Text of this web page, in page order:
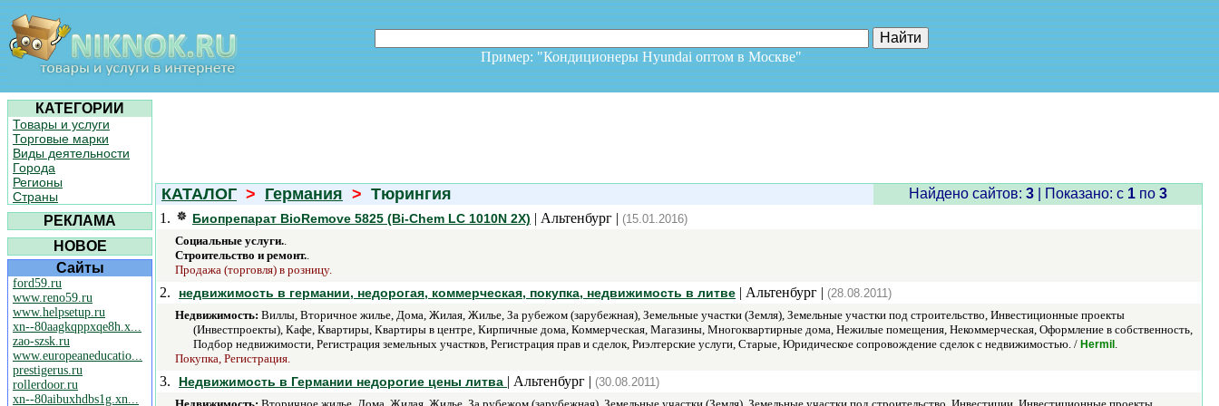
Пример: "Кондиционеры Hyundai оптом в Москве"
КАТЕГОРИИ
Товары и услуги
Торговые марки
Виды деятельности
Города
Регионы
Страны
РЕКЛАМА
НОВОЕ
Сайты
ford59.ru
www.reno59.ru
www.helpsetup.ru
xn--80aagkqppxqe8h.x...
zao-szsk.ru
www.europeaneducatio...
prestigerus.ru
rollerdoor.ru
xn--80aibuxhdbs1g.xn...
КАТАЛОГ > Германия > Тюрингия Найдено сайтов: 3| Показано: c 1по 3
1.
Биопрепарат BioRemove 5825 (Bi-Chem LC 1010N 2X) | Альтенбург | (15.01.2016)
Социальные услуги..
Строительство и ремонт..
Продажа (торговля) в розницу.
2. недвижимость в германии, недорогая, коммерческая, покупка, недвижимость в литве | Альтенбург | (28.08.2011)
Недвижимость: Виллы, Вторичное жилье, Дома, Жилая, Жилье, За рубежом (зарубежная), Земельные участки (Земля), Земельные участки под строительство, Инвестиционные проекты
(Инвестпроекты), Кафе, Квартиры, Квартиры в центре, Кирпичные дома, Коммерческая, Магазины, Многоквартирные дома, Нежилые помещения, Некоммерческая, Оформление в собственность,
Подбор недвижимости, Регистрация земельных участков, Регистрация прав и сделок, Риэлтерские услуги, Старые, Юридическое сопровождение сделок с недвижимостью. / Hermil .
Покупка, Регистрация.
3. Недвижимость в Германии недорогие цены литва | Альтенбург | (30.08.2011)